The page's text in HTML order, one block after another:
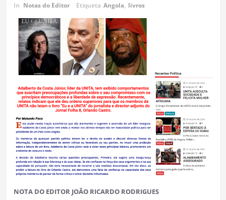
In Notas do Editor Etiqueta Angola, livros
NOTA DO EDITOR JOÃO RICARDO RODRIGUES